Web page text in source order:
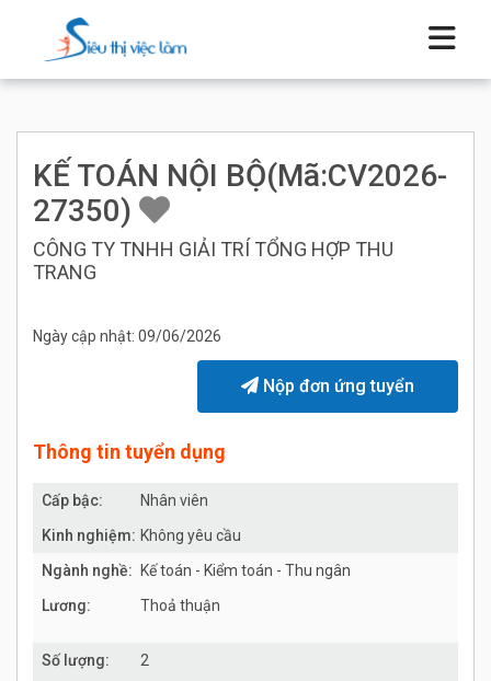
KẾ TOÁN NỘI BỘ(Mã:CV2026-
27350)
CÔNG TY TNHH GIẢI TRÍ TỔNG HỢP THU
TRANG
Ngày cập nhật: 09/06/2026
Nộp đơn ứng tuyển
Thông tin tuyển dụng
Cấp bậc:
Nhân viên
Kinh nghiệm: Không yêu cầu
Ngành nghề:
Kế toán - Kiểm toán - Thu ngân
Lương:
Thoả thuận
Số lượng:
2